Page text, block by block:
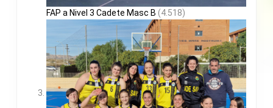
FAP a Nivel 3 Cadete Masc B (4.518)